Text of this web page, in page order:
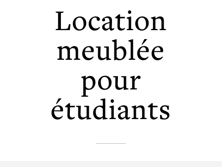
Location
meublée
pour
étudiants